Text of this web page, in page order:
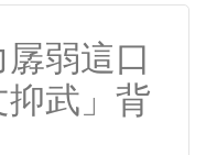
弱這口
武」背